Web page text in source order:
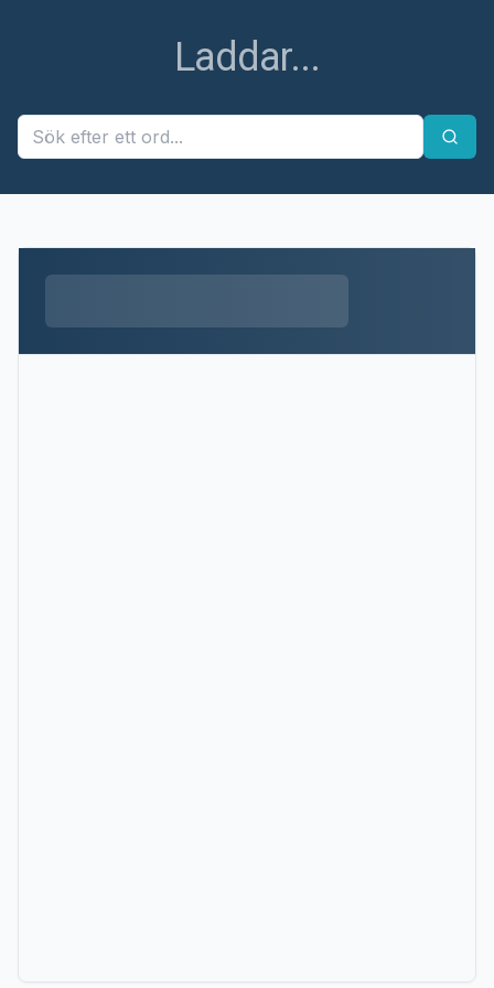
Ett fel uppstod
Ett fel uppstod när ordet skulle hämtas. Försök igen
senare.